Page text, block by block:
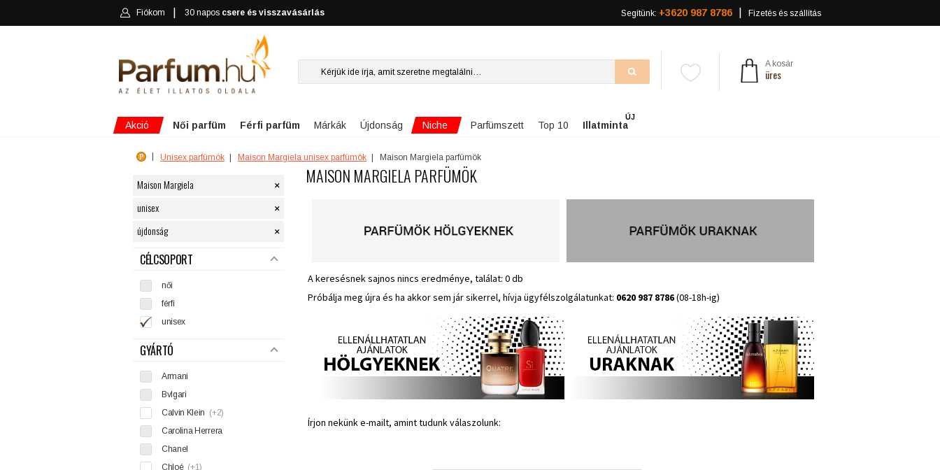
Fiókom 30 napos csere és visszavásárlás Segítünk: +3620 987 8786 Fizetés és szállítás
A kosár
üres
Akció Női parfüm Férfi parfüm Márkák Újdonság Niche Parfümszett Top 10 Illatminta
ÚJ
Unisex parfümök Maison Margiela unisex parfümök Maison Margiela parfümök
Maison Margiela ×
unisex ×
újdonság ×
SZŰRÉS
CÉLCSOPORT
női
férfi
unisex
GYÁRTÓ
Armani
Bvlgari
Calvin Klein (+2)
Carolina Herrera
Chanel
Chloé (+1)
MAISON MARGIELA PARFÜMÖK
A keresésnek sajnos nincs eredménye, találat: 0 db
Próbálja meg újra és ha akkor sem jár sikerrel, hívja ügyfélszolgálatunkat: 0620 987 8786(08-18h-ig)
Írjon nekünk e-mailt, amint tudunk válaszolunk: